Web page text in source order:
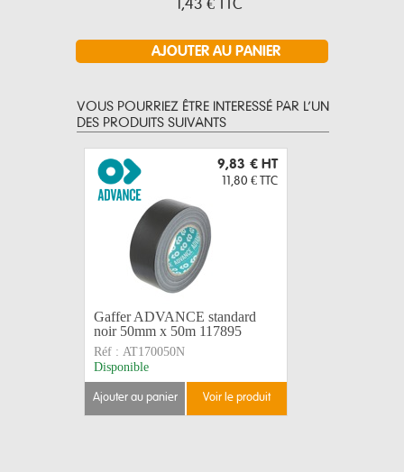
1,43 € TTC
VOUS POURRIEZ ÊTRE INTERESSÉ PAR L’UN
DES PRODUITS SUIVANTS
9,83 € HT
11,80 € TTC
Gaffer ADVANCE standard
noir 50mm x 50m 117895
Réf : AT170050N
Disponible
ajouter au panier voir le produit